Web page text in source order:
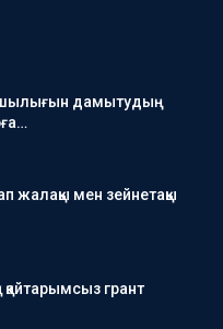
дамытудың
жалақы мен зейнетақы
қайтарымсыз грант